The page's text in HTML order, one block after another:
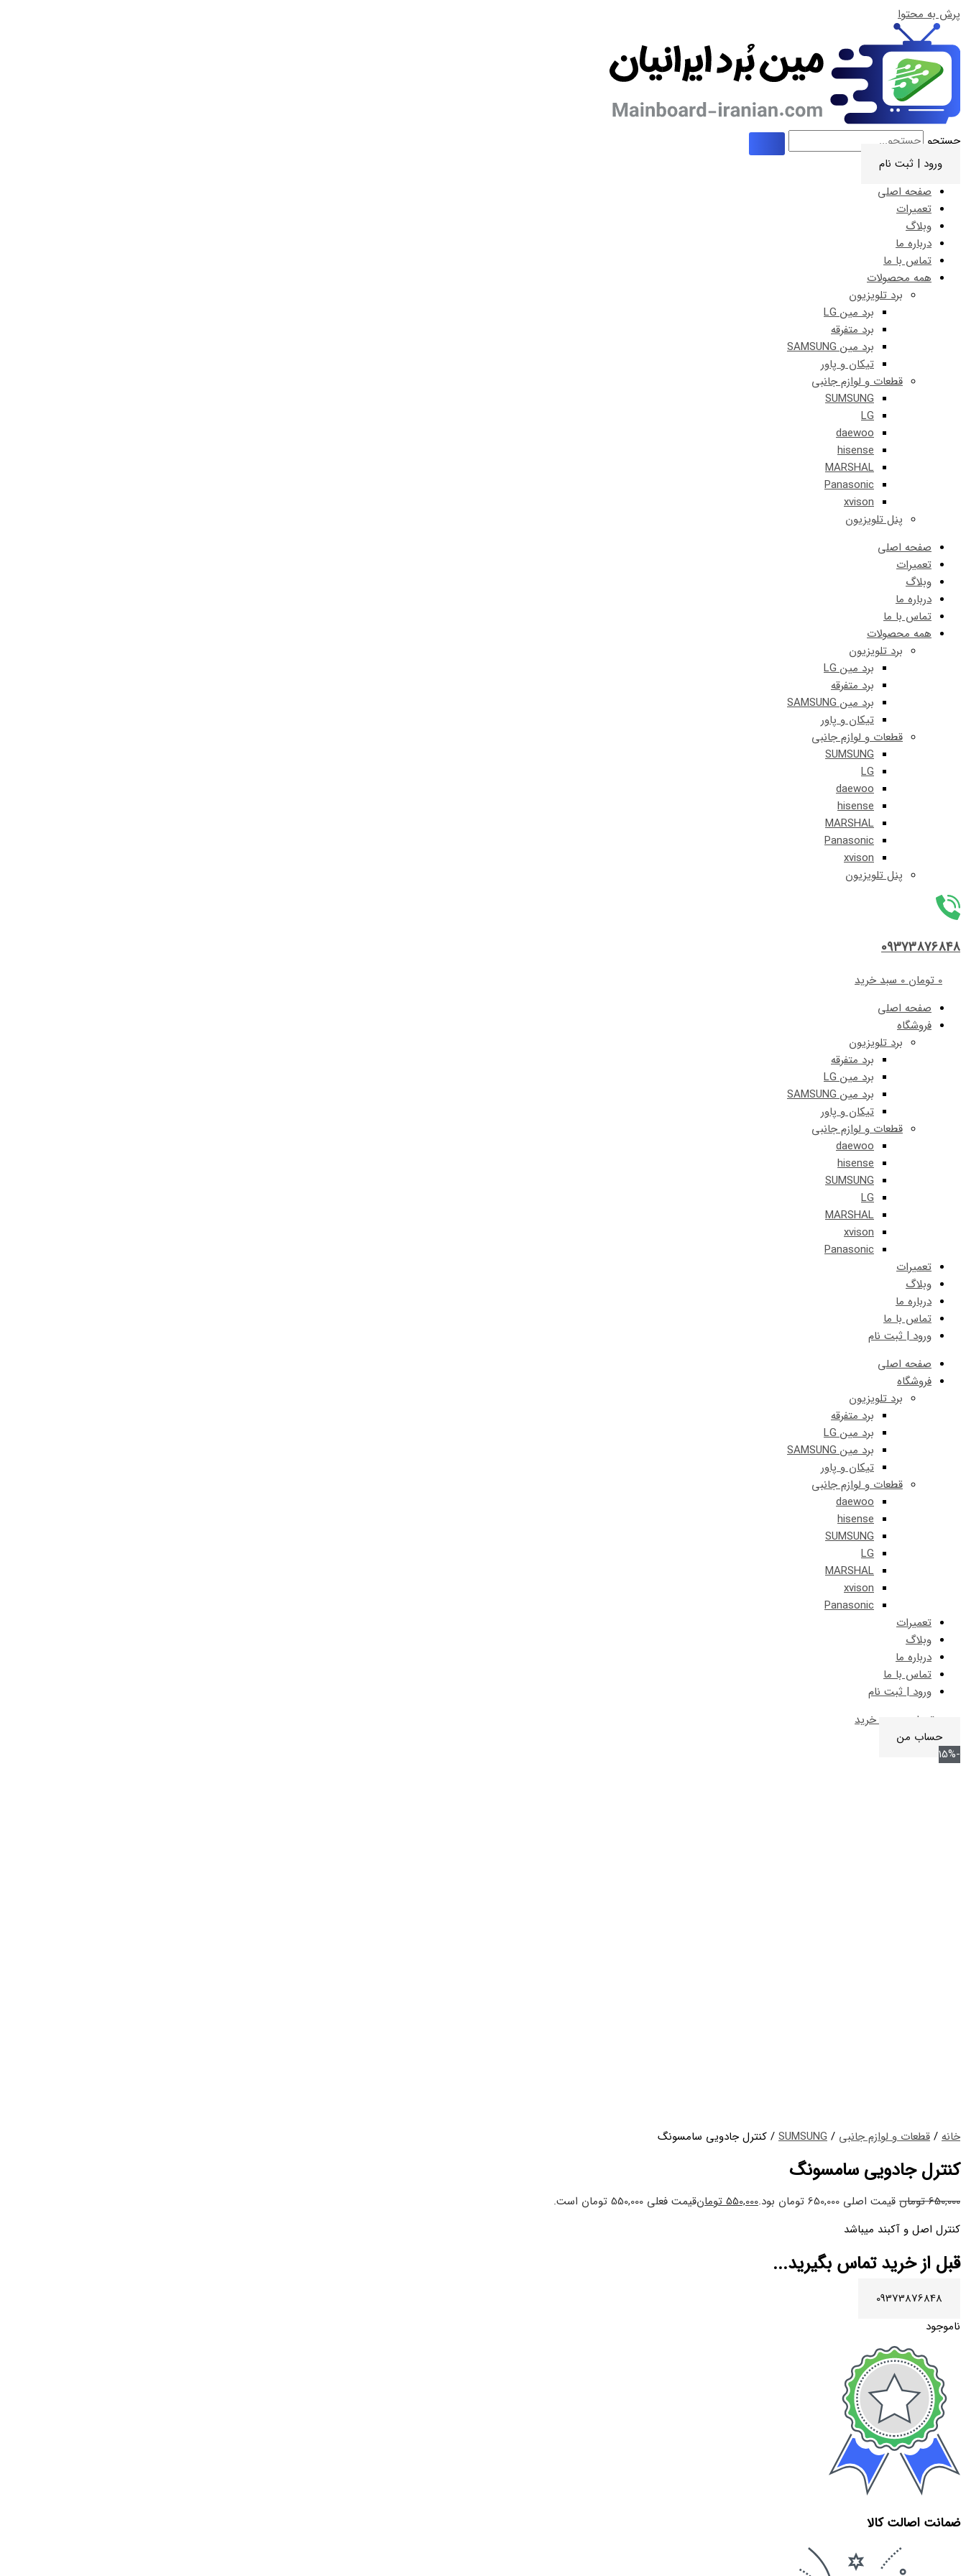
پرش به محتوا
جستجو
ورود | ثبت نام
صفحه اصلی
تعمیرات
وبلاگ
درباره ما
تماس با ما
همه محصولات
برد تلویزیون
برد مین LG
برد متفرقه
برد مین SAMSUNG
تیکان و پاور
قطعات و لوازم جانبی
SUMSUNG
LG
daewoo
hisense
MARSHAL
Panasonic
xvison
پنل تلویزیون
صفحه اصلی
تعمیرات
وبلاگ
درباره ما
تماس با ما
همه محصولات
برد تلویزیون
برد مین LG
برد متفرقه
برد مین SAMSUNG
تیکان و پاور
قطعات و لوازم جانبی
SUMSUNG
LG
daewoo
hisense
MARSHAL
Panasonic
xvison
پنل تلویزیون
09373876848
0 تومان 0 سبد خرید
صفحه اصلی
فروشگاه
برد تلویزیون
برد متفرقه
برد مین LG
برد مین SAMSUNG
تیکان و پاور
قطعات و لوازم جانبی
daewoo
hisense
SUMSUNG
LG
MARSHAL
xvison
Panasonic
تعمیرات
وبلاگ
درباره ما
تماس با ما
ورود | ثبت نام
صفحه اصلی
فروشگاه
برد تلویزیون
برد متفرقه
برد مین LG
برد مین SAMSUNG
تیکان و پاور
قطعات و لوازم جانبی
daewoo
hisense
SUMSUNG
LG
MARSHAL
xvison
Panasonic
تعمیرات
وبلاگ
درباره ما
تماس با ما
ورود | ثبت نام
تومان
سبد خرید
حساب من
-15%
خانه / قطعات و لوازم جانبی /
SUMSUNG / کنترل جادویی سامسونگ
کنترل جادویی سامسونگ
650,000 تومان قیمت اصلی 650,000 تومان بود. 550,000 تومانقیمت فعلی 550,000 تومان است.
کنترل اصل و آکبند میباشد
قبل از خرید تماس بگیرید...
09373876848
ناموجود
ضمانت اصالت کالا